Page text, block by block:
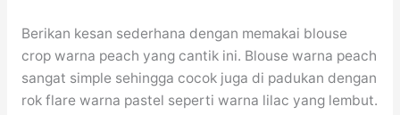
Berikan kesan sederhana dengan memakai blouse
crop warna peach yang cantik ini. Blouse warna peach
sangat simple sehingga cocok juga di padukan dengan
rok flare warna pastel seperti warna lilac yang lembut.